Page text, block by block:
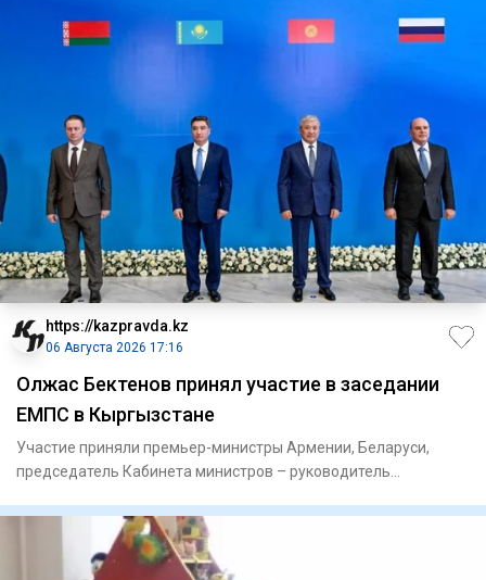
https://kazpravda.kz
06 Августа 2026 17:16
Олжас Бектенов принял участие в заседании
ЕМПС в Кыргызстане
Участие приняли премьер-министры Армении, Беларуси,
председатель Кабинета министров – руководитель